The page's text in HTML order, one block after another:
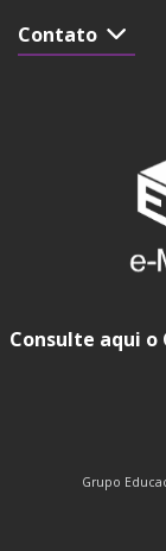
Contato
Consulte aqui
Grupo